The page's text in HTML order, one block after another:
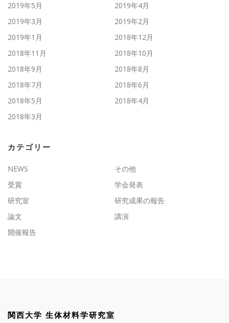
2019年5月
2019年4月
2019年3月
2019年2月
2019年1月
2018年12月
2018年11月
2018年10月
2018年9月
2018年8月
2018年7月
2018年6月
2018年5月
2018年4月
2018年3月
カテゴリー
NEWS
その他
受賞
学会発表
研究室
研究成果の報告
論文
講演
開催報告
関西大学 生体材料学研究室